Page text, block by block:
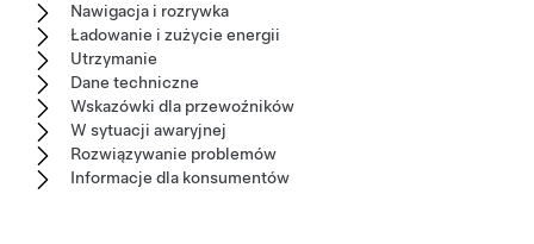
Nawigacja i rozrywka
Ładowanie i zużycie energii
Utrzymanie
Dane techniczne
Wskazówki dla przewoźników
W sytuacji awaryjnej
Rozwiązywanie problemów
Informacje dla konsumentów